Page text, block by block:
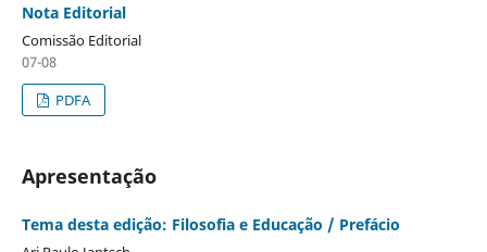
Nota Editorial
Comissão Editorial
07-08
PDFA
Apresentação
Tema desta edição: Filosofia e Educação / Prefácio